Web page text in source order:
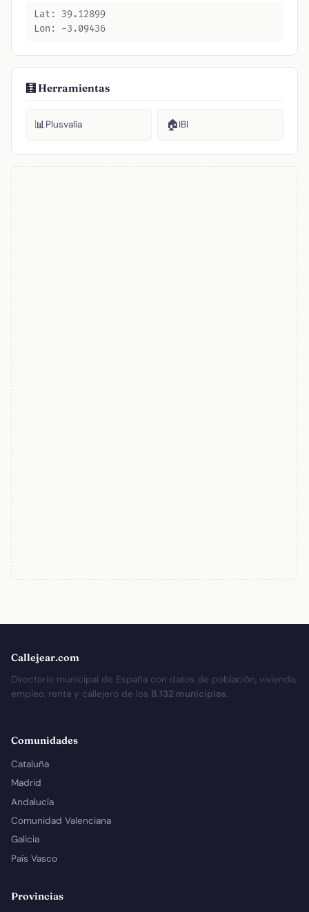
Lat: 39.12899
Lon: -3.09436
🧮 Herramientas
📊Plusvalía 🏠IBI
Callejear.com
Directorio municipal de España con datos de población, vivienda,
empleo, renta y callejero de los 8.132 municipios.
Comunidades
Cataluña
Madrid
Andalucía
Comunidad Valenciana
Galicia
País Vasco
Provincias